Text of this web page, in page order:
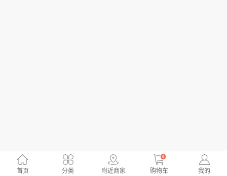
首页 分类 附近商家
0
购物车 我的